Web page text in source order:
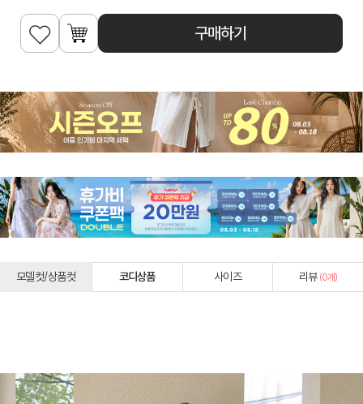
구매하기
모델컷/상품컷 코디상품 사이즈 리뷰 (0개)